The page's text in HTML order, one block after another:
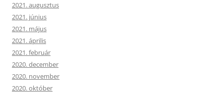
2021. augusztus
2021. június
2021. május
2021. április
2021. február
2020. december
2020. november
2020. október